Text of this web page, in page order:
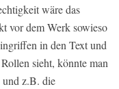
wäre das
vor dem Werk sowieso
in den Text und
sieht, könnte man
und z.B. die